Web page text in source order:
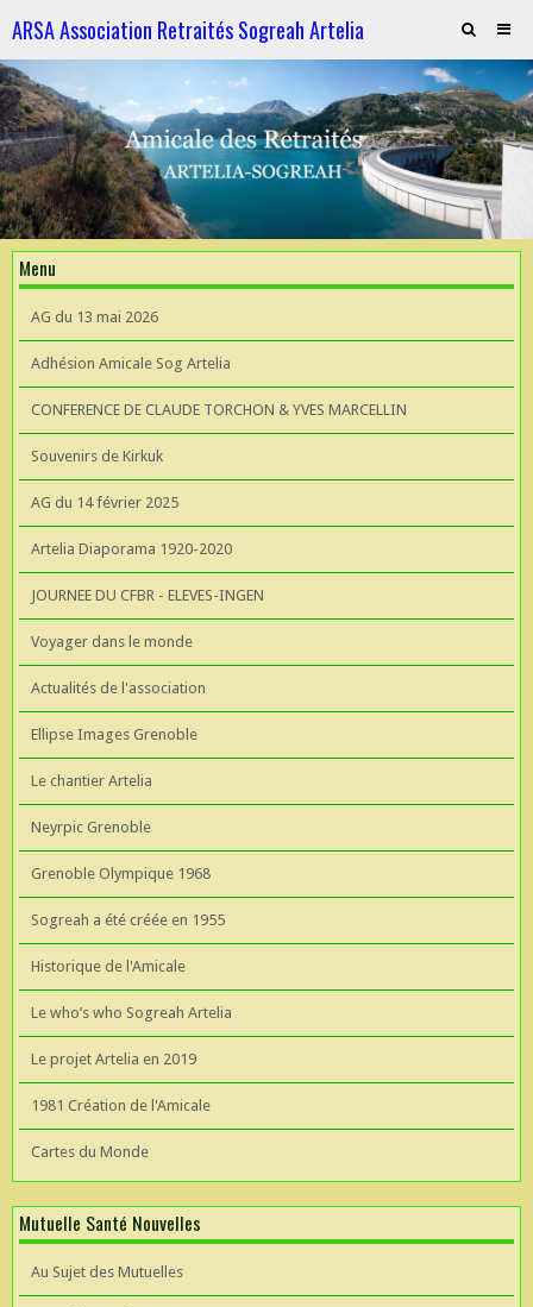
ARSA Association Retraités Sogreah Artelia
Invitation au repas le 21 novembre 2025
ARTELIA et l'Hydroélectricité
ARTELIA et l'Hydroélectricité
Souvenirs de KIrkuk
CONFERENCE DE CLAUDE TORCHON & YVES MARCELLIN A L'UIAD
AG 2026 du 13 mai
Menu
AG du 13 mai 2026
Adhésion Amicale Sog Artelia
CONFERENCE DE CLAUDE TORCHON & YVES MARCELLIN
Souvenirs de Kirkuk
AG du 14 février 2025
Artelia Diaporama 1920-2020
JOURNEE DU CFBR - ELEVES-INGEN
Voyager dans le monde
Actualités de l'association
Ellipse Images Grenoble
Le chantier Artelia
Neyrpic Grenoble
Grenoble Olympique 1968
Sogreah a été créée en 1955
Historique de l'Amicale
Le who’s who Sogreah Artelia
Le projet Artelia en 2019
1981 Création de l'Amicale
Cartes du Monde
Mutuelle Santé Nouvelles
Au Sujet des Mutuelles